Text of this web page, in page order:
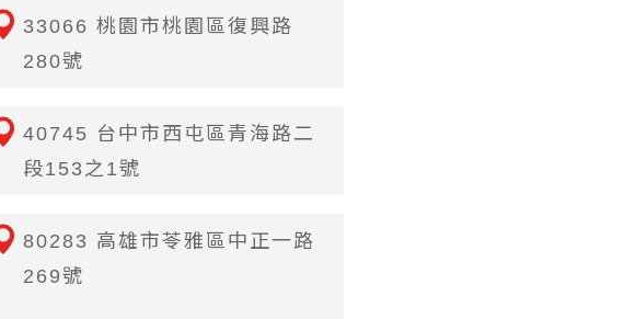
33066 桃園市桃園區復興路
280號
40745 台中市西屯區青海路二
段153之1號
80283 高雄市苓雅區中正一路
269號